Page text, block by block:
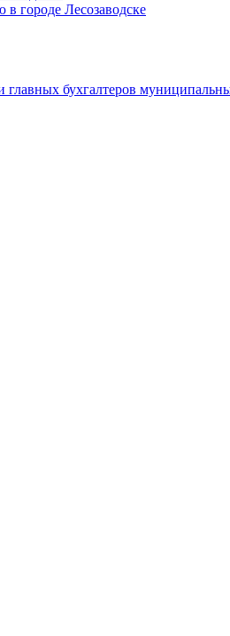
городе Лесозаводске
главных бухгалтеров